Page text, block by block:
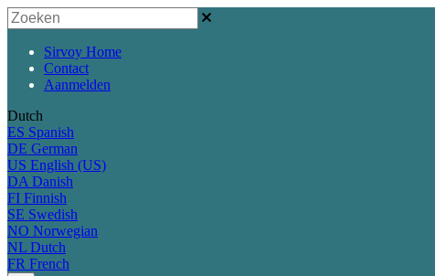
Sirvoy Home
Contact
Aanmelden
Dutch
ES Spanish
DE German
US English (US)
DA Danish
FI Finnish
SE Swedish
NO Norwegian
NL Dutch
FR French